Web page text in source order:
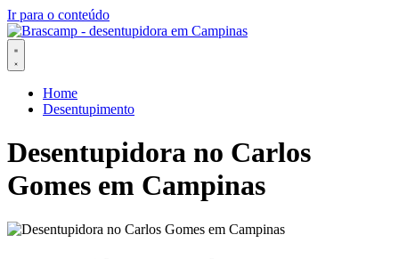
Ir para o conteúdo
Home
Desentupimento
Desentupidora no Carlos
Gomes em Campinas